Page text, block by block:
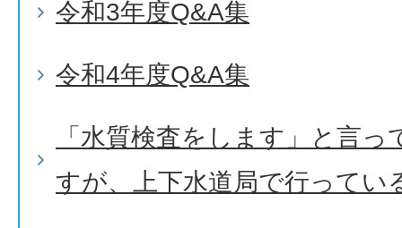
令和3年度Q&A集
令和4年度Q&A集
「水質検査をします」と言
すが、上下水道局で行ってい